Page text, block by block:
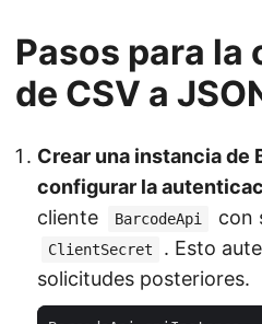
Pasos para la
de CSV a
Crear una instancia de
configurar la
cliente
BarcodeApi con
ClientSecret
. Esto
solicitudes posteriores.